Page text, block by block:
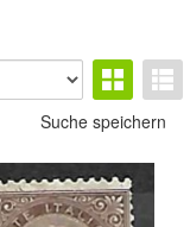
Suche speichern